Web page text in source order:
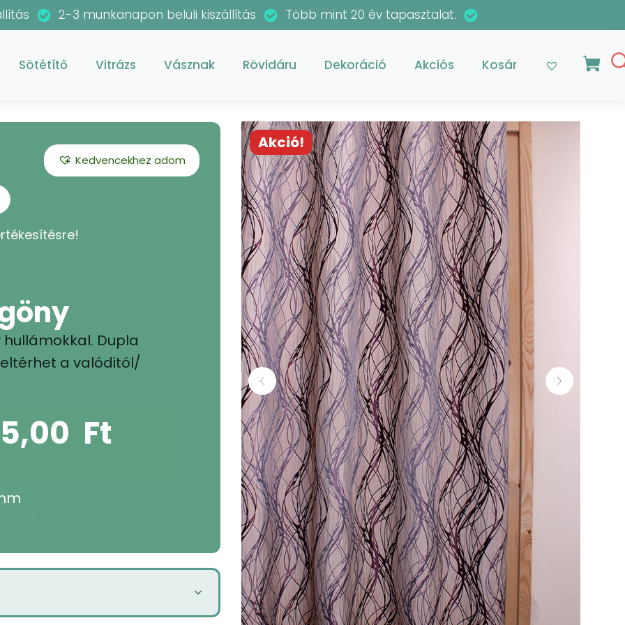
2-3 munkanapon belüli kiszállítás Több mint 20 év tapasztalat.
Sötétítő Vitrázs Vásznak Rövidáru Dekoráció Akciós Kosár
Kedvencekhez adom
Dupla
a valóditól/
Ft
Akció!